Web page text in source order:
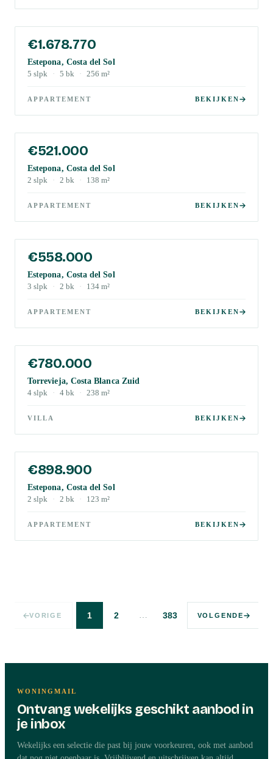
€1.678.770
Estepona, Costa del Sol
5 slpk · 5 bk · 256 m²
APPARTEMENT BEKIJKEN
€521.000
Estepona, Costa del Sol
2 slpk · 2 bk · 138 m²
APPARTEMENT BEKIJKEN
€558.000
Estepona, Costa del Sol
3 slpk · 2 bk · 134 m²
APPARTEMENT BEKIJKEN
€780.000
Torrevieja, Costa Blanca Zuid
4 slpk · 4 bk · 238 m²
VILLA BEKIJKEN
€898.900
Estepona, Costa del Sol
2 slpk · 2 bk · 123 m²
APPARTEMENT BEKIJKEN
VORIGE 1 2 … 383 VOLGENDE
WONINGMAIL
Ontvang wekelijks geschikt aanbod in
je inbox
Wekelijks een selectie die past bij jouw voorkeuren, ook met aanbod